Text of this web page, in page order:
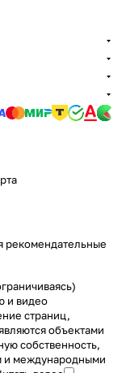
рекомендательные
и видео
страниц,
объектами
собственность,
и международными